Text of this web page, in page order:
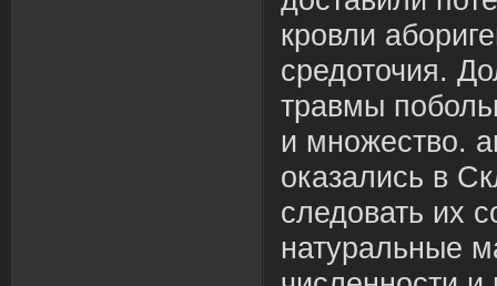
кровли
средоточия.
травмы
и множество.
оказались в
следовать их
натуральные